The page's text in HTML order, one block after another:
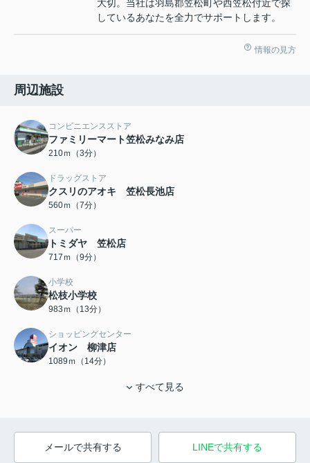
大切。当社は羽島郡笠松町や西笠松付近で探
しているあなたを全力でサポートします。
情報の見方
周辺施設
コンビニエンスストア
ファミリーマート笠松みなみ店
210ｍ（3分）
ドラッグストア
クスリのアオキ 笠松長池店
560ｍ（7分）
スーパー
トミダヤ 笠松店
717ｍ（9分）
小学校
松枝小学校
983ｍ（13分）
ショッピングセンター
イオン 柳津店
1089ｍ（14分）
すべて見る
メールで共有する LINEで共有する